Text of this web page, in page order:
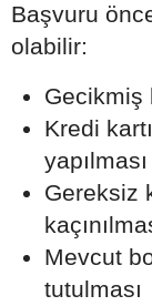
Başvuru
olabilir:
Gecikmiş
Kredi
yapılması
Gereksiz
Mevcut
tutulması